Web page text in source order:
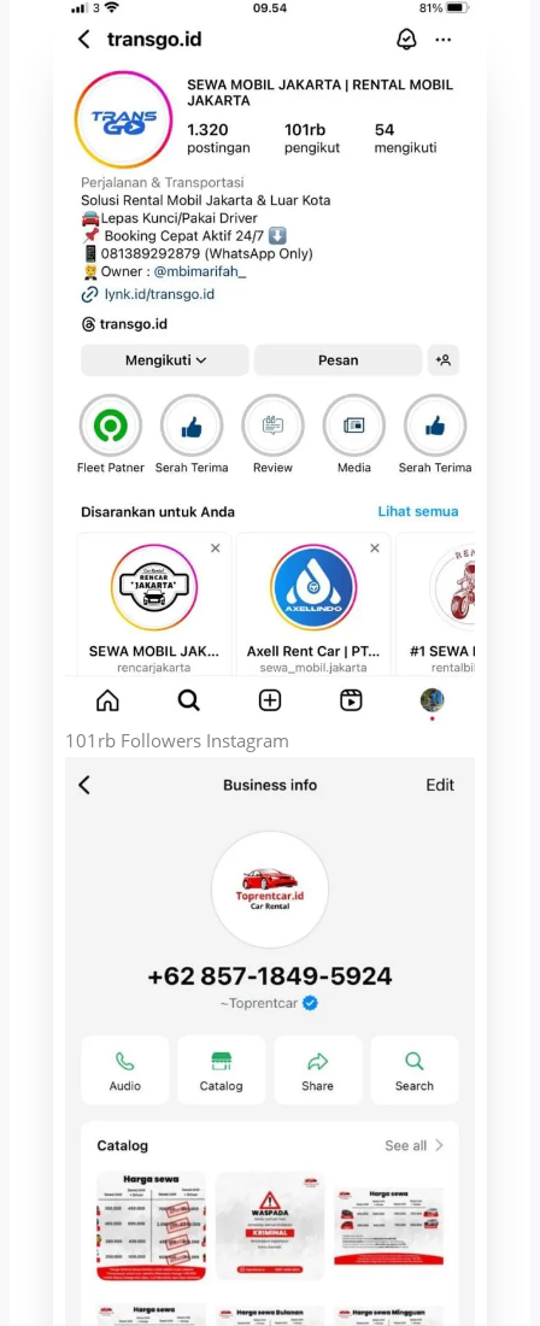
101rb Followers Instagram